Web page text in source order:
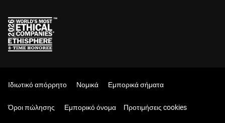
Ιδιωτικό απόρρητο Νομικά Εμπορικά σήματα
Όροι πώλησης Εμπορικό όνομα Προτιμήσεις cookies